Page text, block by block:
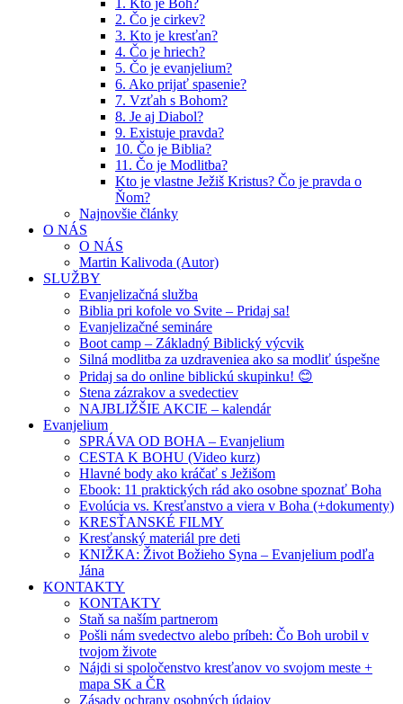
2. Čo je cirkev?
3. Kto je kresťan?
4. Čo je hriech?
5. Čo je evanjelium?
6. Ako prijať spasenie?
7. Vzťah s Bohom?
8. Je aj Diabol?
9. Existuje pravda?
10. Čo je Biblia?
11. Čo je Modlitba?
Kto je vlastne Ježiš Kristus? Čo je pravda o
Ňom?
Najnovšie články
O NÁS
O NÁS
Martin Kalivoda (Autor)
SLUŽBY
Evanjelizačná služba
Biblia pri kofole vo Svite – Pridaj sa!
Evanjelizačné semináre
Boot camp – Základný Biblický výcvik
Silná modlitba za uzdraveniea ako sa modliť úspešne
Pridaj sa do online biblickú skupinku! 😊
Stena zázrakov a svedectiev
NAJBLIŽŠIE AKCIE – kalendár
Evanjelium
SPRÁVA OD BOHA – Evanjelium
CESTA K BOHU (Video kurz)
Hlavné body ako kráčať s Ježišom
Ebook: 11 praktických rád ako osobne spoznať Boha
Evolúcia vs. Kresťanstvo a viera v Boha (+dokumenty)
KRESŤANSKÉ FILMY
Kresťanský materiál pre deti
KNIŽKA: Život Božieho Syna – Evanjelium podľa
Jána
KONTAKTY
KONTAKTY
Staň sa naším partnerom
Pošli nám svedectvo alebo príbeh: Čo Boh urobil v
tvojom živote
Nájdi si spoločenstvo kresťanov vo svojom meste +
mapa SK a ČR
Zásady ochrany osobných údajov